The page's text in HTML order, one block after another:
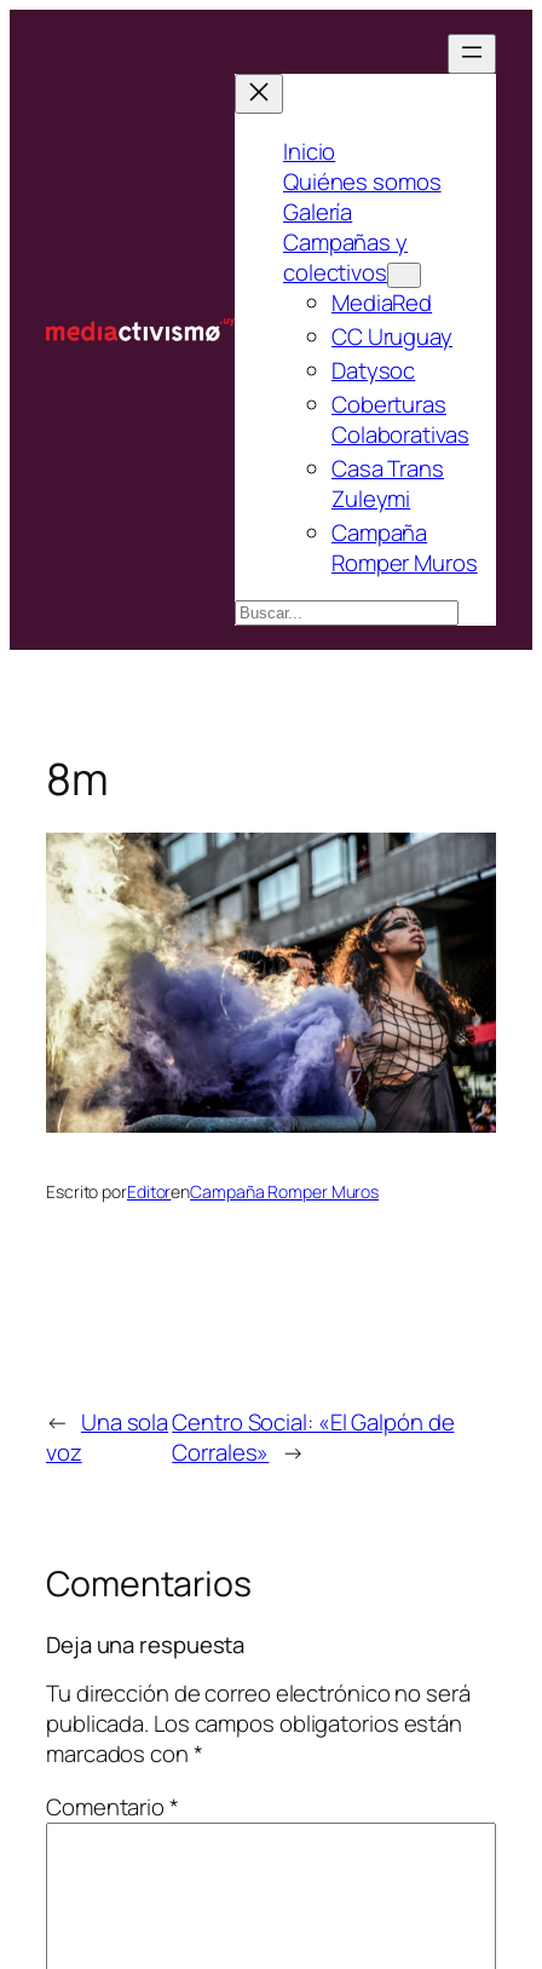
Inicio
Quiénes somos
Galería
Campañas y
colectivos
MediaRed
CC Uruguay
Datysoc
Coberturas
Colaborativas
Casa Trans
Zuleymi
Campaña
Romper Muros
Buscar
8m
Escrito porEditorenCampaña Romper Muros
← Una sola
voz
Centro Social: «El Galpón de
Corrales» →
Comentarios
Deja una respuesta
Tu dirección de correo electrónico no será
publicada. Los campos obligatorios están
marcados con*
Comentario*